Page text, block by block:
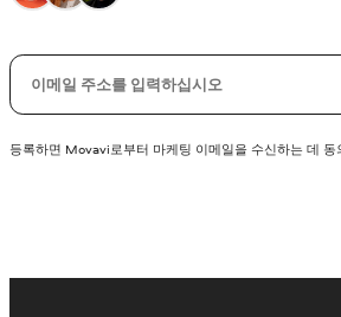
이메일
등록하면 Movavi로부터 마케팅 이메일을 수신하는 데 동